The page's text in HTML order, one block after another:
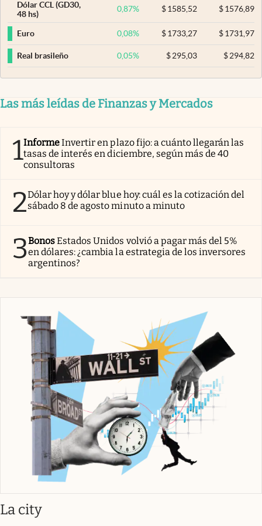
Dólar CCL (GD30,
48 hs)
0,87% $ 1585,52 $1576,89
Euro 0,08% $ 1733,27 $1731,97
Real brasileño 0,05% $ 295,03 $294,82
Las más leídas de Finanzas y Mercados
1InformeInvertir en plazo fijo: a cuánto llegarán las
tasas de interés en diciembre, según más de 40
consultoras
2Dólar hoy y dólar blue hoy: cuál es la cotización del
sábado 8 de agosto minuto a minuto
3BonosEstados Unidos volvió a pagar más del 5%
en dólares: ¿cambia la estrategia de los inversores
argentinos?
La cityabre en nueva pestaña